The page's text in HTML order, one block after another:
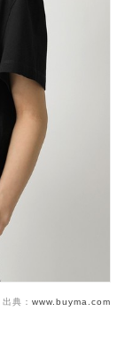
出典： www.buyma.com